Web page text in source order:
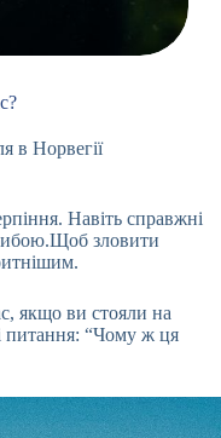
в Норвегії
Навіть справжні
зловити
якщо ви стояли на
питання: “Чому ж ця